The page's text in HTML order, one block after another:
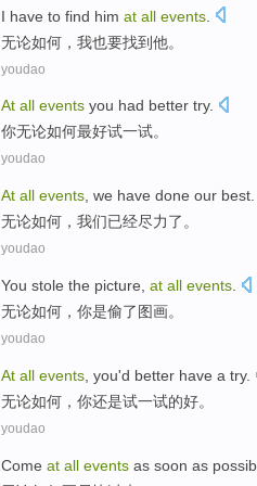
I have to find him at all events
无论如何， 我也要找到他。
youdao
At all events you had better try.
你无论如何最好试一试。
youdao
At all events we have done our best
无论如何， 我们已经尽力了。
youdao
You stole the picture at all events
无论如何， 你是偷了 图画。
youdao
At all events you'd better have a try.
无论如何， 你还是试一试的好。
youdao
Come at all events as soon as